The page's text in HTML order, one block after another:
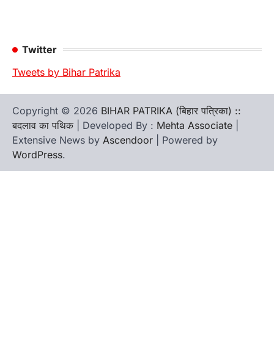
Twitter
Tweets by Bihar Patrika
Copyright © 2026 BIHAR PATRIKA (बिहार पत्रिका) ::
बदलाव का पथिक | Developed By : Mehta Associate
Extensive News by Ascendoor | Powered by
WordPress.